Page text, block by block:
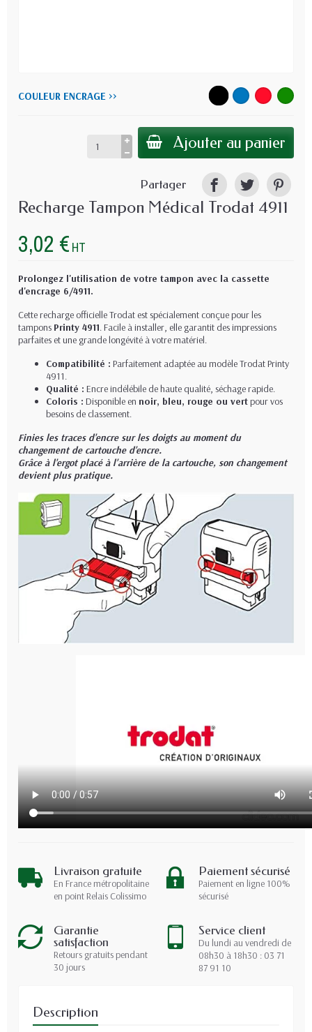
COULEUR ENCRAGE >>
Ajouter au panier
Partager
Recharge Tampon Médical Trodat 4911
3,02 € HT
Prolongez l'utilisation de votre tampon avec la cassette
d'encrage 6/4911.
Cette recharge officielle Trodat est spécialement conçue pour les
tampons Printy 4911. Facile à installer, elle garantit des impressions
parfaites et une grande longévité à votre matériel.
Compatibilité : Parfaitement adaptée au modèle Trodat Printy
4911.
Qualité : Encre indélébile de haute qualité, séchage rapide.
Coloris : Disponible en noir, bleu, rouge ou vertpour vos
besoins de classement.
Finies les traces d'encre sur les doigts au moment du
changement de cartouche d'encre.
Grâce à l'ergot placé à l'arrière de la cartouche, son changement
devient plus pratique.
Livraison gratuite
En France métropolitaine
en point Relais Colissimo
Paiement sécurisé
Paiement en ligne 100%
sécurisé
Garantie
satisfaction
Retours gratuits pendant
30 jours
Service client
Du lundi au vendredi de
08h30 à 18h30 : 03 71
87 91 10
Description